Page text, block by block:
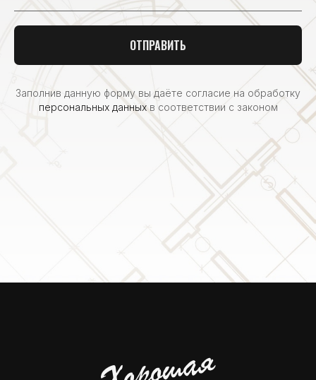
ОТПРАВИТЬ
Заполнив данную форму вы даёте согласие на обработку
персональных данныхв соответствии с законом